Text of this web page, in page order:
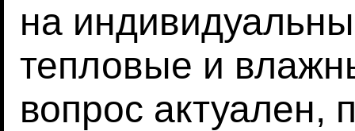
на
тепловые и
вопрос актуален,